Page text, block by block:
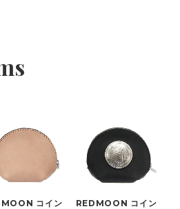
コイン
REDMOON コイン